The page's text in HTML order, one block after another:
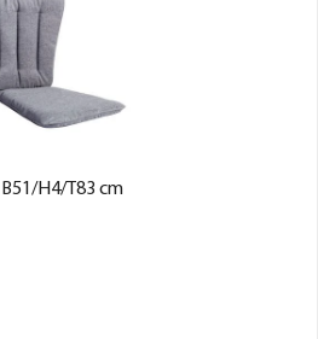
B51/H4/T83 cm